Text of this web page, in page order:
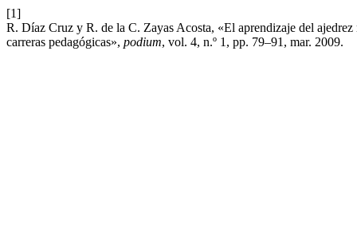
[1]
R. Díaz Cruz y R. de la C. Zayas Acosta, «El aprendizaje del
carreras pedagógicas», podium, vol. 4, n.º 1, pp. 79–91, mar. 2009.